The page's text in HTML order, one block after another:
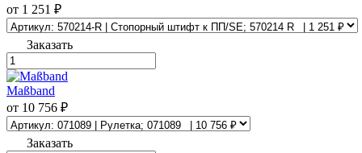
от 1 251 ₽
Заказать
Maßband
от 10 756 ₽
Заказать